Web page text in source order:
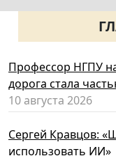
Профессор НГПУ
дорога стала
10 августа 2026
Сергей Кравцов:
использовать ИИ»